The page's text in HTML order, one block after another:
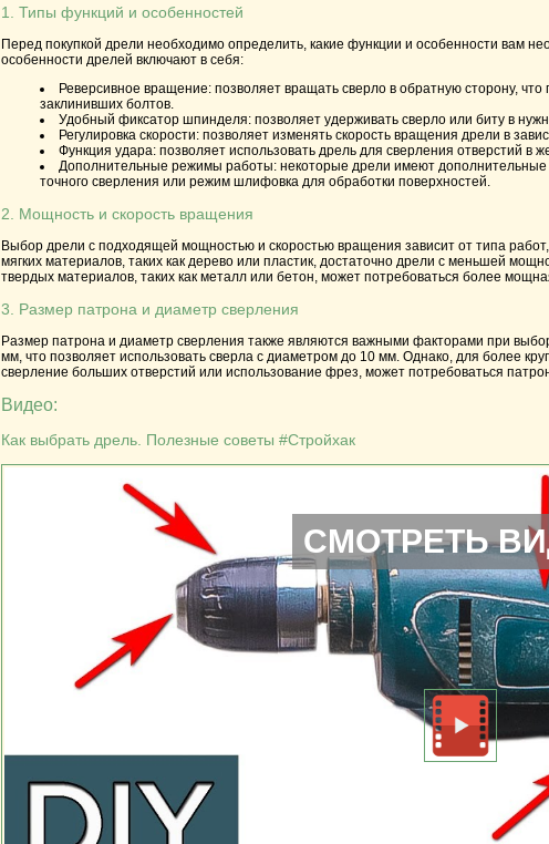
1. Типы функций и особенностей
Перед покупкой дрели необходимо определить, какие функции и особенности вам
особенности дрелей включают в себя:
Реверсивное вращение: позволяет вращать сверло в обратную сторону,
заклинивших болтов.
Удобный фиксатор шпинделя: позволяет удерживать сверло или биту в
Регулировка скорости: позволяет изменять скорость вращения дрели в
Функция удара: позволяет использовать дрель для сверления отверстий в
Дополнительные режимы работы: некоторые дрели имеют
точного сверления или режим шлифовка для обработки поверхностей.
2. Мощность и скорость вращения
Выбор дрели с подходящей мощностью и скоростью вращения зависит от типа
мягких материалов, таких как дерево или пластик, достаточно дрели с меньшей
твердых материалов, таких как металл или бетон, может потребоваться более
3. Размер патрона и диаметр сверления
Размер патрона и диаметр сверления также являются важными факторами при
мм, что позволяет использовать сверла с диаметром до 10 мм. Однако, для более
сверление больших отверстий или использование фрез, может потребоваться
Видео:
Как выбрать дрель. Полезные советы #Стройхак
СМОТРЕТЬ